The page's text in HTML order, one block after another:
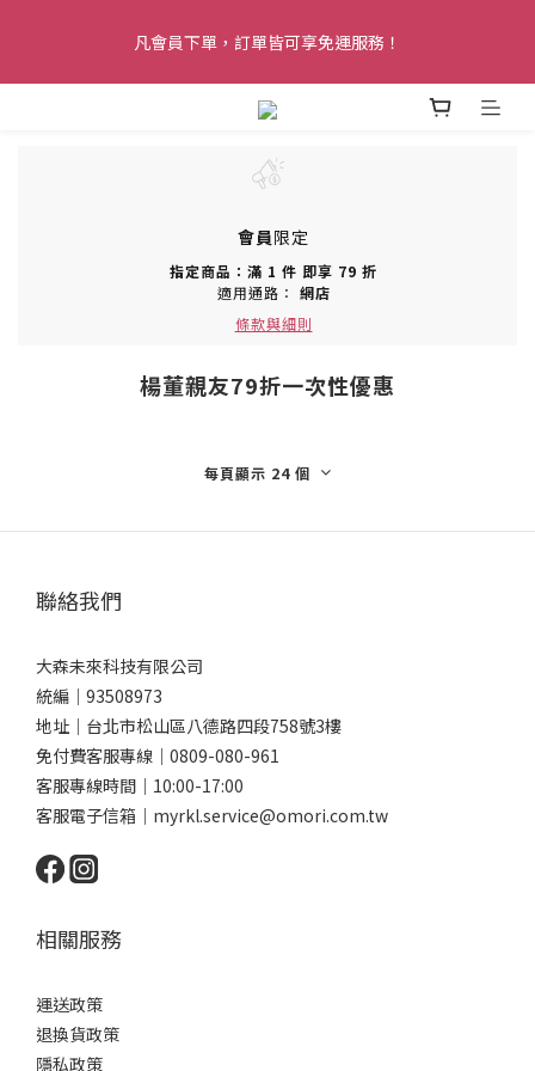
$5,000 升等禮金！
凡會員下單，訂單皆可享免運服務！
醚立克會員禮遇上線！黑卡會員最高可享 72 折會員價，再加贈
會員限定
指定商品：滿 1 件 即享 79 折
適用通路： 網店
條款與細則
楊董親友79折一次性優惠
每頁顯示 24 個
聯絡我們
大森未來科技有限公司
統編｜93508973
地址｜台北市松山區八德路四段758號3樓
免付費客服專線｜0809-080-961
客服專線時間｜10:00-17:00
客服電子信箱｜myrkl.service@omori.com.tw
相關服務
運送政策
退換貨政策
隱私政策